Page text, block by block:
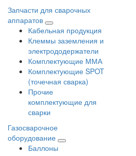
Запчасти для сварочных
аппаратов
Кабельная продукция
Клеммы заземления и
электрододержатели
Комплектующие ММА
Комплектующие SPOT
(точечная сварка)
Прочие
комплектующие для
сварки
Газосварочное
оборудование
Баллоны